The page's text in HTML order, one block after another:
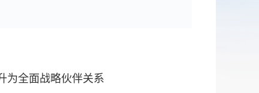
为全面战略伙伴关系